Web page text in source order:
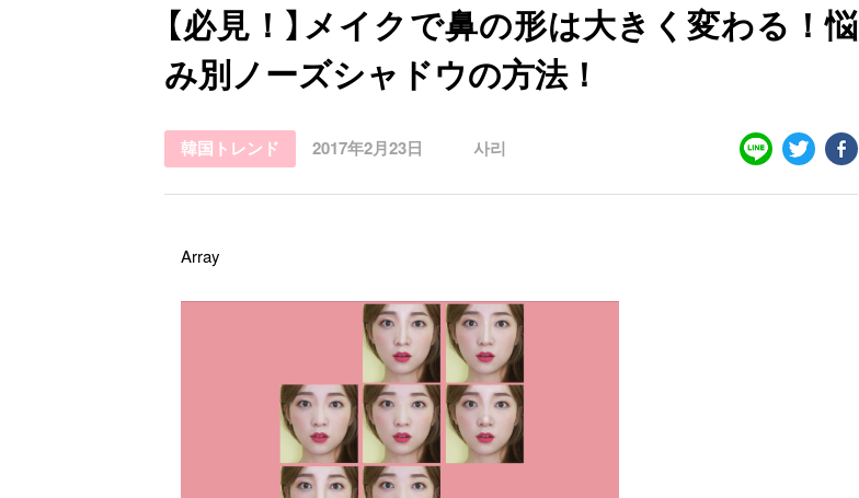
【必見！】メイクで鼻の形は大きく変わる！悩
み別ノーズシャドウの方法！
韓国トレンド 2017年2月23日 사리
Array